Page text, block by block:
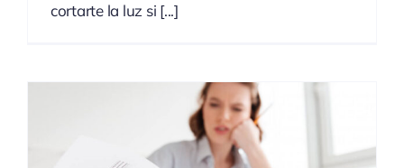
cortarte la luz si [...]